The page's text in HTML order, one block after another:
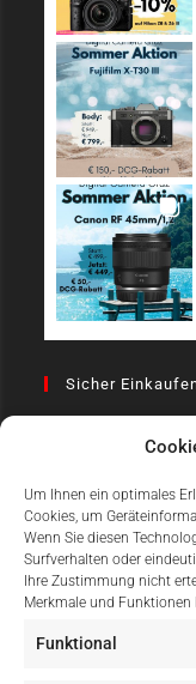
Um Ihnen ein optimales
Cookies, um
Wenn Sie diesen
Surfverhalten oder
Ihre Zustimmung nicht
Merkmale und
Funktional
Sicher
Einfach Online